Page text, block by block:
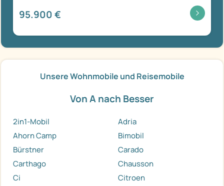
95.900 €
Unsere Wohnmobile und Reisemobile
Von A nach Besser
2in1-Mobil
Adria
Ahorn Camp
Bimobil
Bürstner
Carado
Carthago
Chausson
Ci
Citroen